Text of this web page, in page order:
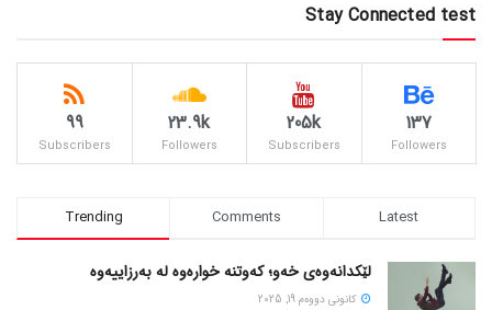
Stay Connected test
137
Followers
205k
Subscribers
23.9k
Followers
99
Subscribers
Trending Comments Latest
لێکدانەوەی خەو؛ کەوتنە خوارەوە لە بەرزاییەوە
كانونی دووه‌م 19, 2025